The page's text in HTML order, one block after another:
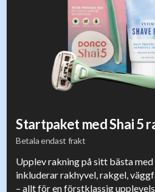
Startpaket med Shai 5
Betala endast frakt
Upplev rakning på sitt bästa
inkluderar rakhyvel, rakgel,
– allt för en förstklassig